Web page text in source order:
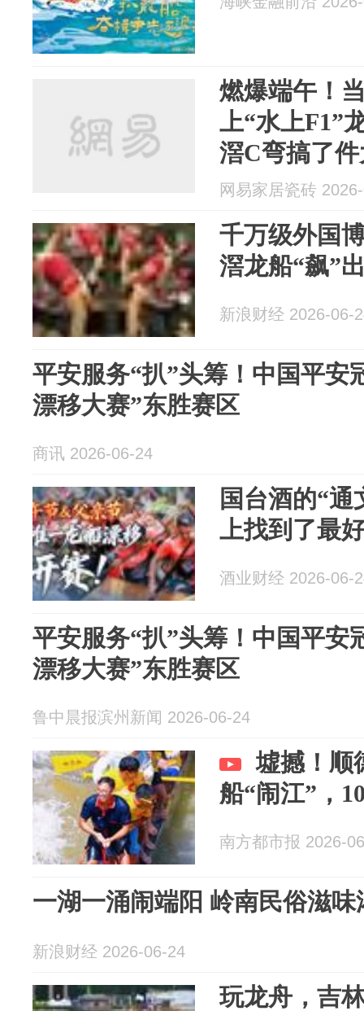
燃爆端午！
上“水上F1”
滘C弯搞了
网易家居瓷砖
千万级外国
滘龙船“飙”
新浪财经 2026-06-
平安服务“扒”头筹！中国平安
漂移大赛”东胜赛区
商讯 2026-06-24
国台酒的“
上找到了最
酒业财经 2026-06-
平安服务“扒”头筹！中国平安
漂移大赛”东胜赛区
鲁中晨报滨州新闻 2026-06-24
墟撼！顺
船“闹江”，
南方都市报 2026-
一湖一涌闹端阳 岭南民俗滋味
新浪财经 2026-06-24
玩龙舟，吉